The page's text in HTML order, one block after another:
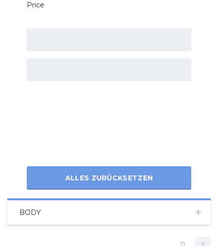
Price
ALLES ZURÜCKSETZEN
BODY